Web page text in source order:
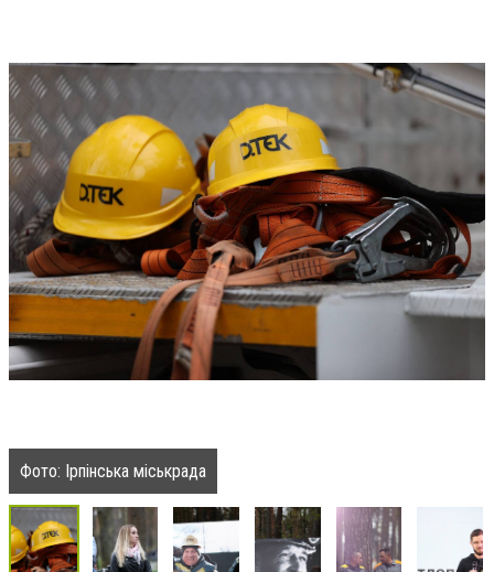
Фото: Ірпінська міськрада